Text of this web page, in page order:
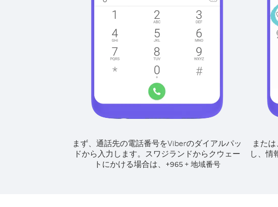
まず、通話先の電話番号をViberのダイアルパッ
ドから入力します。 スワジランドからクウェー
トにかける場合は、
+965+ 地域番号
また
し、情